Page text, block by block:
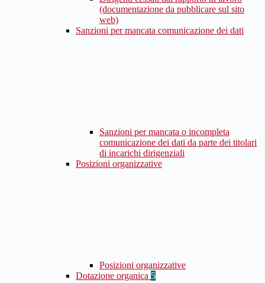
(documentazione da pubblicare sul sito
web)
Sanzioni per mancata comunicazione dei dati
Sanzioni per mancata o incompleta
comunicazione dei dati da parte dei titolari
di incarichi dirigenziali
Posizioni organizzative
Posizioni organizzative
Dotazione organica 5